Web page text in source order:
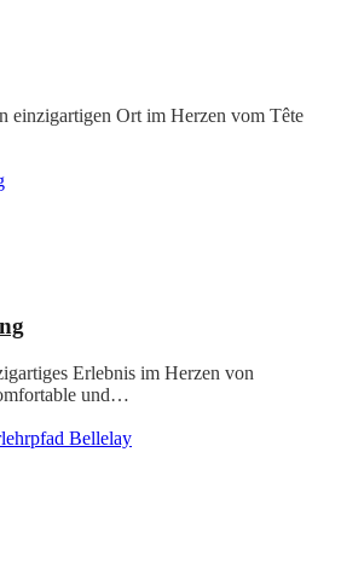
einzigartigen Ort im Herzen vom Tête
Erlebnis im Herzen von
und…